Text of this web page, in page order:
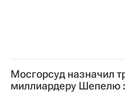
Мосгорсуд назначил
миллиардеру Шепелю